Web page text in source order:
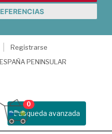
Registrarse
ESPAÑA PENINSULAR
Busqueda avanzada
0